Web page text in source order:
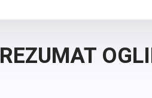
REZUMAT